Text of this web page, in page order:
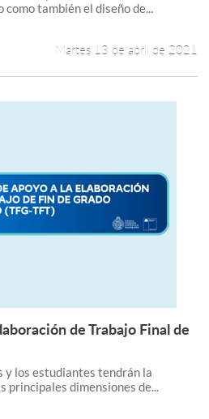
también el diseño de...
Martes 13 de abril de 2021
Leer más +
de Trabajo Final de
y los estudiantes tendrán la
principales dimensiones de...